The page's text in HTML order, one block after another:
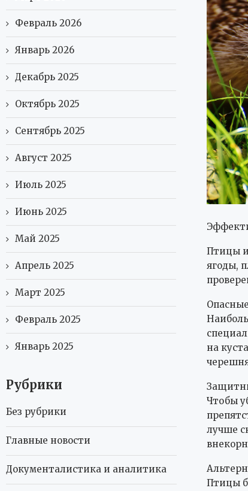
Птицы и
ягоды,
на
Чтобы
лучше
Птицы
Февраль 2026
Январь 2026
Декабрь 2025
Октябрь 2025
Сентябрь 2025
Август 2025
Июль 2025
Июнь 2025
Май 2025
Апрель 2025
Март 2025
Февраль 2025
Январь 2025
Рубрики
Без рубрики
Главные новости
Документалистика и аналитика